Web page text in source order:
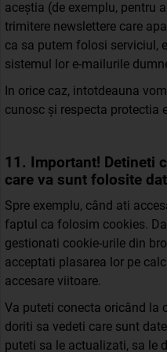
aceștia (de exemplu, pentru
trimitere newslettere care
ca sa putem folosi serviciul,
sistemul lor e-mailurile
In orice caz, intotdeauna
cunosc și respecta protectia
11. Important! Detineti
care va sunt folosite
Spre exemplu, când ati
faptul ca folosim cookies.
gestionati cookie-urile din
acceptati plasarea lor pe
accesare viitoare.
Va puteti conecta oricând la
doriti sa vedeti care sunt
puteti sa le actualizati, sa le